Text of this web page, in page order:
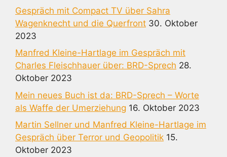
Gespräch mit Compact TV über Sahra
Wagenknecht und die Querfront 30. Oktober
2023
Manfred Kleine-Hartlage im Gespräch mit
Charles Fleischhauer über: BRD-Sprech 28.
Oktober 2023
Mein neues Buch ist da: BRD-Sprech – Worte
als Waffe der Umerziehung 16. Oktober 2023
Martin Sellner und Manfred Kleine-Hartlage im
Gespräch über Terror und Geopolitik 15.
Oktober 2023